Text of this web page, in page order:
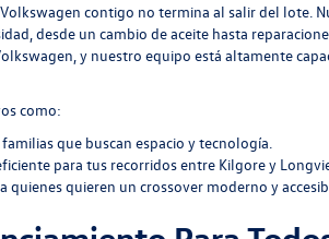
contigo no termina al salir del lote.
desde un cambio de aceite hasta
y nuestro equipo está altamente
como:
que buscan espacio y tecnología.
para tus recorridos entre Kilgore y
quienes quieren un crossover moderno y